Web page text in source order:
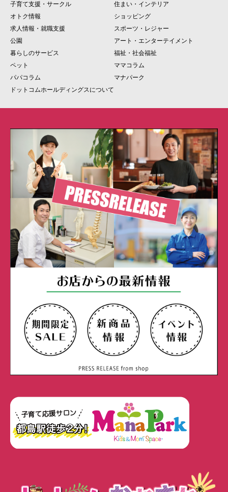
子育て支援・サークル
住まい・インテリア
オトク情報
ショッピング
求人情報・就職支援
スポーツ・レジャー
公園
アート・エンターテイメント
暮らしのサービス
福祉・社会福祉
ペット
ママコラム
パパコラム
マナパーク
ドットコムホールディングスについて